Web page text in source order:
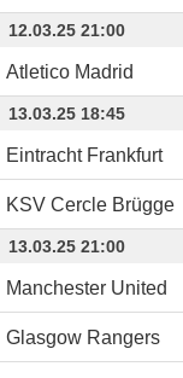
12.03.25 21:00
Atletico Madrid
13.03.25 18:45
Eintracht Frankfurt
KSV Cercle Brügge
13.03.25 21:00
Manchester United
Glasgow Rangers